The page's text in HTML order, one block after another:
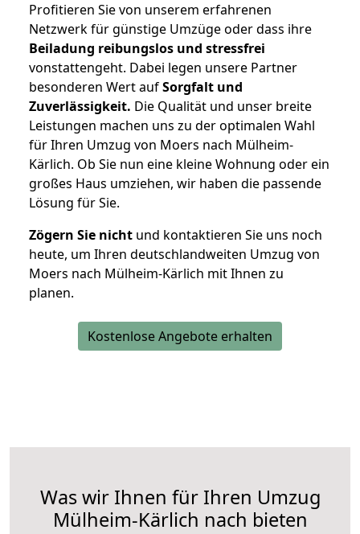
Profitieren Sie von unserem erfahrenen
Netzwerk für günstige Umzüge oder dass ihre
Beiladung reibungslos und stressfrei
vonstattengeht. Dabei legen unsere Partner
besonderen Wert aufSorgfalt und
Zuverlässigkeit. Die Qualität und unser breite
Leistungen machen uns zu der optimalen Wahl
für Ihren Umzug von Moers nach Mülheim-
Kärlich. Ob Sie nun eine kleine Wohnung oder ein
großes Haus umziehen, wir haben die passende
Lösung für Sie.
Zögern Sie nicht und kontaktieren Sie uns noch
heute, um Ihren deutschlandweiten Umzug von
Moers nach Mülheim-Kärlich mit Ihnen zu
planen.
Kostenlose Angebote erhalten
Was wir Ihnen für Ihren Umzug
Mülheim-Kärlich nach bieten